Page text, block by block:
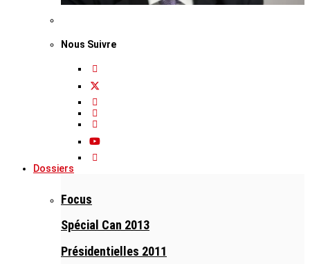
Nous Suivre
Dossiers
Focus
Spécial Can 2013
Présidentielles 2011